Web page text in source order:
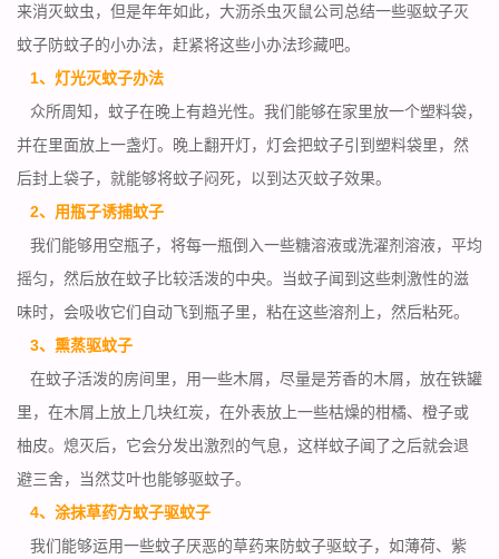
来消灭蚊虫，但是年年如此，大沥杀虫灭鼠公司总结一些驱蚊子灭
蚊子防蚊子的小办法，赶紧将这些小办法珍藏吧。
1、灯光灭蚊子办法
众所周知，蚊子在晚上有趋光性。我们能够在家里放一个塑料袋，
并在里面放上一盏灯。晚上翻开灯，灯会把蚊子引到塑料袋里，然
后封上袋子，就能够将蚊子闷死，以到达灭蚊子效果。
2、用瓶子诱捕蚊子
我们能够用空瓶子，将每一瓶倒入一些糖溶液或洗濯剂溶液，平均
摇匀，然后放在蚊子比较活泼的中央。当蚊子闻到这些刺激性的滋
味时，会吸收它们自动飞到瓶子里，粘在这些溶剂上，然后粘死。
3、熏蒸驱蚊子
在蚊子活泼的房间里，用一些木屑，尽量是芳香的木屑，放在铁罐
里，在木屑上放上几块红炭，在外表放上一些枯燥的柑橘、橙子或
柚皮。熄灭后，它会分发出激烈的气息，这样蚊子闻了之后就会退
避三舍，当然艾叶也能够驱蚊子。
4、涂抹草药方蚊子驱蚊子
我们能够运用一些蚊子厌恶的草药来防蚊子驱蚊子，如薄荷、紫